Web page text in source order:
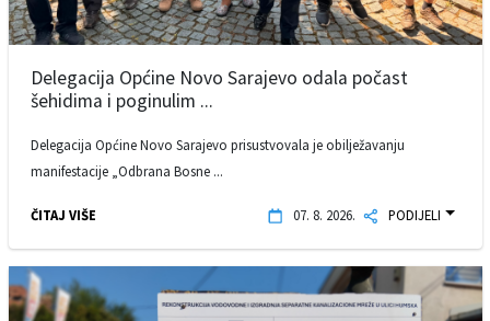
Delegacija Općine Novo Sarajevo odala počast
šehidima i poginulim ...
Delegacija Općine Novo Sarajevo prisustvovala je obilježavanju
manifestacije „Odbrana Bosne ...
ČITAJ VIŠE 07. 8. 2026. PODIJELI